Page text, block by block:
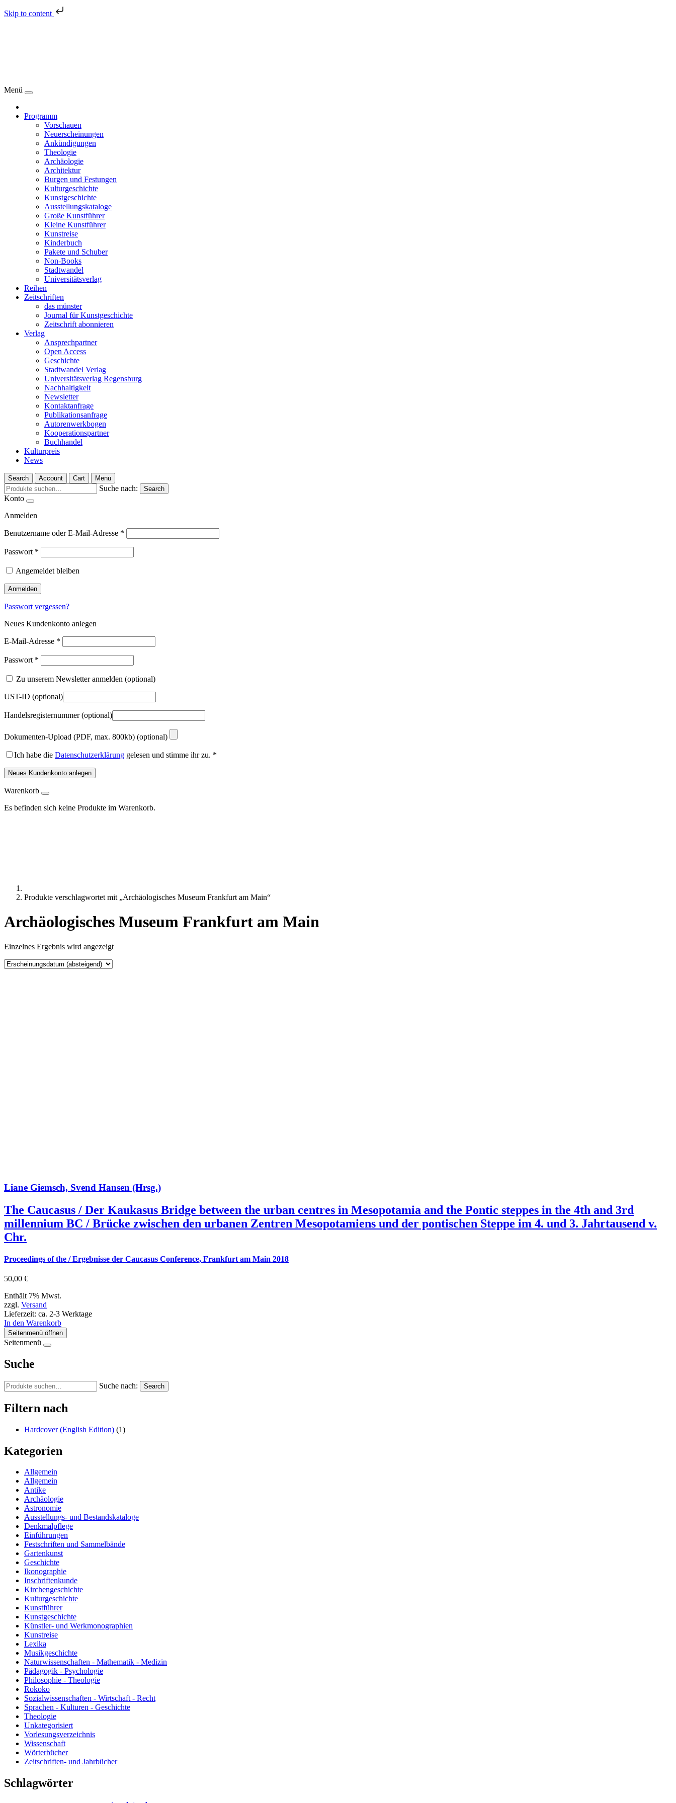
Skip to content
Menü
Programm
Vorschauen
Neuerscheinungen
Ankündigungen
Theologie
Archäologie
Architektur
Burgen und Festungen
Kulturgeschichte
Kunstgeschichte
Ausstellungskataloge
Große Kunstführer
Kleine Kunstführer
Kunstreise
Kinderbuch
Pakete und Schuber
Non-Books
Stadtwandel
Universitätsverlag
Reihen
Zeitschriften
das münster
Journal für Kunstgeschichte
Zeitschrift abonnieren
Verlag
Ansprechpartner
Open Access
Geschichte
Stadtwandel Verlag
Universitätsverlag Regensburg
Nachhaltigkeit
Newsletter
Kontaktanfrage
Publikationsanfrage
Autorenwerkbogen
Kooperationspartner
Buchhandel
Kulturpreis
News
Search Account Cart Menu
Suche nach: Search
Konto
Anmelden
Benutzername oder E-Mail-Adresse *
Passwort *
Angemeldet bleiben
Anmelden
Passwort vergessen?
Neues Kundenkonto anlegen
E-Mail-Adresse *
Passwort *
Zu unserem Newsletter anmelden (optional)
UST-ID (optional)
Handelsregisternummer(optional)
Dokumenten-Upload (PDF, max. 800kb) (optional)
Ich habe die Datenschutzerklärung gelesen und stimme ihr zu. *
Neues Kundenkonto anlegen
Warenkorb
Es befinden sich keine Produkte im Warenkorb.
Produkte verschlagwortet mit „Archäologisches Museum Frankfurt am Main“
Archäologisches Museum Frankfurt am Main
Einzelnes Ergebnis wird angezeigt
Liane Giemsch, Svend Hansen (Hrsg.)
The Caucasus / Der Kaukasus Bridge between the urban centres in Mesopotamia and the Pontic steppes in the 4th and 3rd
millennium BC / Brücke zwischen den urbanen Zentren Mesopotamiens und der pontischen Steppe im 4. und 3. Jahrtausend v.
Chr.
Proceedings of the / Ergebnisse der Caucasus Conference, Frankfurt am Main 2018
50,00 €
Enthält 7% Mwst.
zzgl. Versand
Lieferzeit: ca. 2-3 Werktage
In den Warenkorb
Seitenmenü öffnen
Seitenmenü
Suche
Suche nach: Search
Filtern nach
Hardcover (English Edition) (1)
Kategorien
Allgemein
Allgemein
Antike
Archäologie
Astronomie
Ausstellungs- und Bestandskataloge
Denkmalpflege
Einführungen
Festschriften und Sammelbände
Gartenkunst
Geschichte
Ikonographie
Inschriftenkunde
Kirchengeschichte
Kulturgeschichte
Kunstführer
Kunstgeschichte
Künstler- und Werkmonographien
Kunstreise
Lexika
Musikgeschichte
Naturwissenschaften - Mathematik - Medizin
Pädagogik - Psychologie
Philosophie - Theologie
Rokoko
Sozialwissenschaften - Wirtschaft - Recht
Sprachen - Kulturen - Geschichte
Theologie
Unkategorisiert
Vorlesungsverzeichnis
Wissenschaft
Wörterbücher
Zeitschriften- und Jahrbücher
Schlagwörter